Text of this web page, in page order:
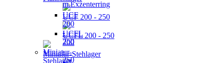
UCF 200 - 250
UCFL 200 - 250
Miniatur-Stehlager